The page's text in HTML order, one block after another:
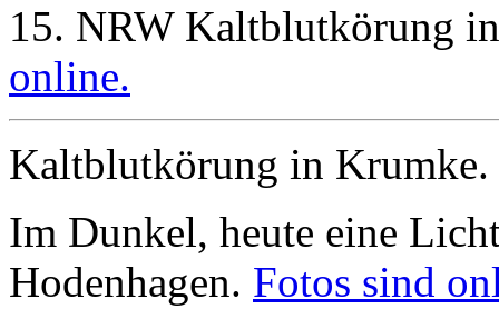
15. NRW Kaltblutkörung
online.
Kaltblutkörung in Krumke.
Im Dunkel, heute eine
Hodenhagen. Fotos sind